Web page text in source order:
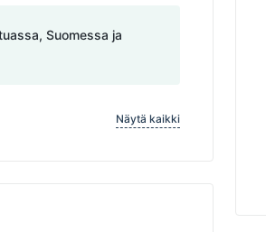
Suomessa ja
Näytä kaikki